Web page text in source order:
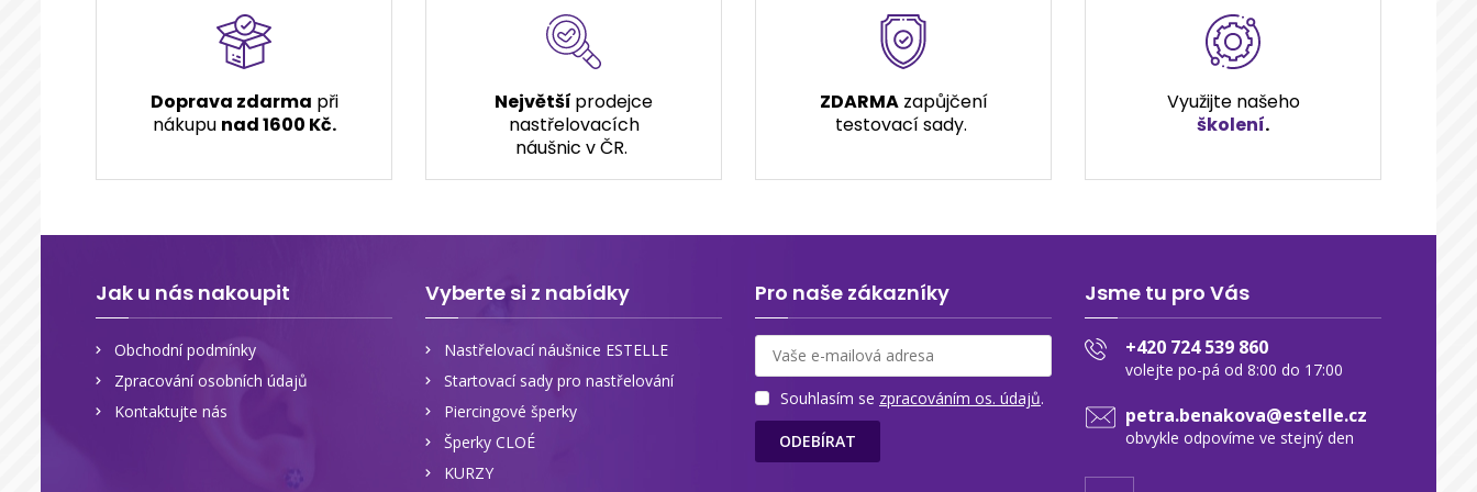
Doprava zdarma při
nákupu nad 1600 Kč.
Největší prodejce
nastřelovacích
náušnic v ČR.
ZDARMAzapůjčení
testovací sady.
Využijte našeho
školení.
Jak u nás nakoupit
Obchodní podmínky
Zpracování osobních údajů
Kontaktujte nás
Vyberte si z nabídky
Nastřelovací náušnice ESTELLE
Startovací sady pro nastřelování
Piercingové šperky
Šperky CLOÉ
KURZY
Pro naše zákazníky
Souhlasím se zpracováním os. údajů.
ODEBÍRAT
Jsme tu pro Vás
+420 724 539 860
volejte po-pá od 8:00 do 17:00
petra.benakova@estelle.cz
obvykle odpovíme ve stejný den